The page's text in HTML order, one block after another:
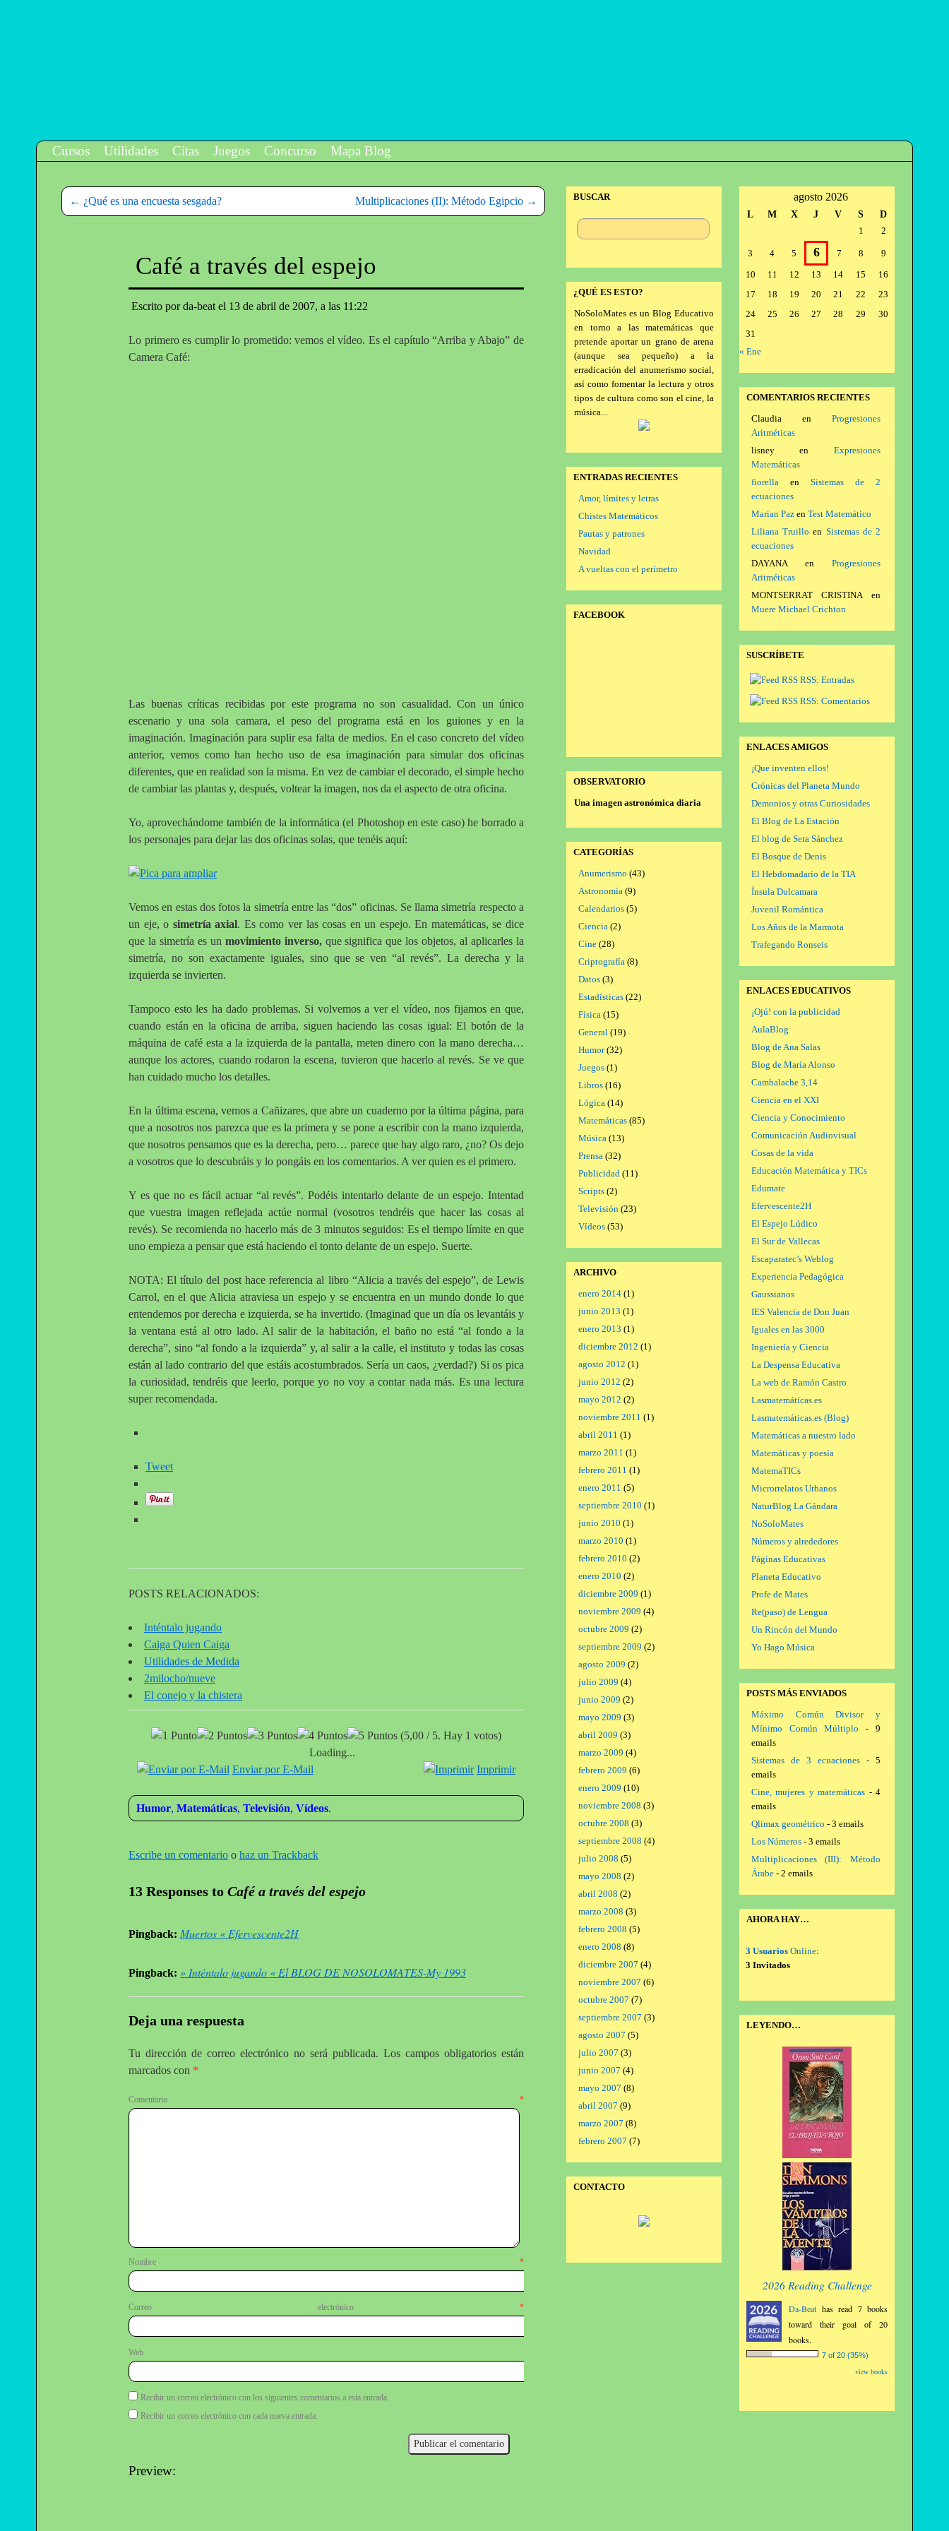
Cursos Utilidades Citas Juegos Concurso Mapa Blog
← ¿Qué es una encuesta sesgada? Multiplicaciones (II): Método Egipcio →
Café a través del espejo
Escrito por da-beat el 13 de abril de 2007, a las 11:22
Lo primero es cumplir lo prometido: vemos el vídeo. Es el capítulo “Arriba y Abajo” de
Camera Café:
Las buenas críticas recibidas por este programa no son casualidad. Con un único
escenario y una sola camara, el peso del programa está en los guiones y en la
imaginación. Imaginación para suplir esa falta de medios. En el caso concreto del vídeo
anterior, vemos como han hecho uso de esa imaginación para simular dos oficinas
diferentes, que en realidad son la misma. En vez de cambiar el decorado, el simple hecho
de cambiar las plantas y, después, voltear la imagen, nos da el aspecto de otra oficina.
Yo, aprovechándome también de la informática (el Photoshop en este caso) he borrado a
los personajes para dejar las dos oficinas solas, que tenéis aquí:
Vemos en estas dos fotos la simetría entre las “dos” oficinas. Se llama simetría respecto a
un eje, o simetría axial. Es como ver las cosas en un espejo. En matemáticas, se dice
que la simetría es un movimiento inverso, que significa que los objetos, al aplicarles la
simetría, no son exactamente iguales, sino que se ven “al revés”. La derecha y la
izquierda se invierten.
Tampoco esto les ha dado problemas. Si volvemos a ver el vídeo, nos fijamos en que,
cuando están en la oficina de arriba, siguen haciendo las cosas igual: El botón de la
máquina de café esta a la izquierda de la pantalla, meten dinero con la mano derecha…
aunque los actores, cuando rodaron la escena, tuvieron que hacerlo al revés. Se ve que
han cuidado mucho los detalles.
En la última escena, vemos a Cañizares, que abre un cuaderno por la última página, para
que a nosotros nos parezca que es la primera y se pone a escribir con la mano izquierda,
que nosotros pensamos que es la derecha, pero… parece que hay algo raro, ¿no? Os dejo
a vosotros que lo descubráis y lo pongáis en los comentarios. A ver quien es el primero.
Y es que no es fácil actuar “al revés”. Podéis intentarlo delante de un espejo. Intentad
que vuestra imagen reflejada actúe normal (vosotros tendréis que hacer las cosas al
revés). Se recomienda no hacerlo más de 3 minutos seguidos: Es el tiempo límite en que
uno empieza a pensar que está haciendo el tonto delante de un espejo. Suerte.
NOTA: El título del post hace referencia al libro “Alicia a través del espejo”, de Lewis
Carrol, en el que Alicia atraviesa un espejo y se encuentra en un mundo donde lo que
entendemos por derecha e izquierda, se ha invertido. (Imaginad que un día os levantáis y
la ventana está al otro lado. Al salir de la habitación, el baño no está “al fondo a la
derecha”, sino “al fondo a la izquierda” y, al salir a la calle, el instituto y todas las cosas
están al lado contrario del que estáis acostumbrados. Sería un caos, ¿verdad?) Si os pica
la curiosidad, tendréis que leerlo, porque yo no voy a contar nada más. Es una lectura
super recomendada.
Tweet
POSTS RELACIONADOS:
Inténtalo jugando
Caiga Quien Caiga
Utilidades de Medida
2milocho/nueve
El conejo y la chistera
(5,00 / 5. Hay 1 votos)
Loading...
Enviar por E-Mail
Imprimir
Humor, Matemáticas, Televisión, Vídeos.
Escribe un comentario o haz un Trackback
13 Responses to Café a través del espejo
Pingback: Muertos « Efervescente2H
Pingback: » Inténtalo jugando « El BLOG DE NOSOLOMATES-My 1993
Deja una respuesta
Tu dirección de correo electrónico no será publicada. Los campos obligatorios están
marcados con *
Comentario *
Nombre *
Correo electrónico *
Web
Recibir un correo electrónico con los siguientes comentarios a esta entrada.
Recibir un correo electrónico con cada nueva entrada.
Preview:
BUSCAR
¿QUÉ ES ESTO?
NoSoloMates es un Blog Educativo
en torno a las matemáticas que
pretende aportar un grano de arena
(aunque sea pequeño) a la
erradicación del anumerismo social,
así como fomentar la lectura y otros
tipos de cultura como son el cine, la
música...
ENTRADAS RECIENTES
Amor, límites y letras
Chistes Matemáticos
Pautas y patrones
Navidad
A vueltas con el perímetro
FACEBOOK
OBSERVATORIO
Una imagen astronómica diaria
CATEGORÍAS
Anumerismo (43)
Astronomía(9)
Calendarios(5)
Ciencia(2)
Cine(28)
Criptografía(8)
Datos(3)
Estadísticas(22)
Física(15)
General(19)
Humor(32)
Juegos(1)
Libros(16)
Lógica(14)
Matemáticas(85)
Música(13)
Prensa(32)
Publicidad(11)
Scripts(2)
Televisión(23)
Vídeos(53)
ARCHIVO
enero 2014(1)
junio 2013 (1)
enero 2013 (1)
diciembre 2012 (1)
agosto 2012 (1)
junio 2012 (2)
mayo 2012 (2)
noviembre 2011 (1)
abril 2011 (1)
marzo 2011 (1)
febrero 2011 (1)
enero 2011 (5)
septiembre 2010 (1)
junio 2010 (1)
marzo 2010 (1)
febrero 2010 (2)
enero 2010 (2)
diciembre 2009 (1)
noviembre 2009 (4)
octubre 2009 (2)
septiembre 2009 (2)
agosto 2009 (2)
julio 2009 (4)
junio 2009 (2)
mayo 2009 (3)
abril 2009 (3)
marzo 2009 (4)
febrero 2009 (6)
enero 2009 (10)
noviembre 2008 (3)
octubre 2008 (3)
septiembre 2008 (4)
julio 2008 (5)
mayo 2008 (2)
abril 2008 (2)
marzo 2008 (3)
febrero 2008 (5)
enero 2008 (8)
diciembre 2007 (4)
noviembre 2007 (6)
octubre 2007 (7)
septiembre 2007 (3)
agosto 2007 (5)
julio 2007 (3)
junio 2007 (4)
mayo 2007 (8)
abril 2007 (9)
marzo 2007 (8)
febrero 2007 (7)
CONTACTO
agosto 2026
L M X J V S
D
1
2
3 4 5 6 7 8
9
10
11 12 13 14 15
16
17
18 19 20 21 22
23
24
25 26 27 28 29
30
31
« Ene
COMENTARIOS RECIENTES
Claudiaen Progresiones
Aritméticas
lisneyen Expresiones
Matemáticas
fiorellaen Sistemas de 2
ecuaciones
Marian Pazen Test Matemático
Liliana Truillo en Sistemas de 2
ecuaciones
DAYANAen Progresiones
Aritméticas
MONTSERRAT CRISTINAen
Muere Michael Crichton
SUSCRÍBETE
RSS: Entradas
RSS: Comentarios
ENLACES AMIGOS
¡Que inventen ellos!
Crónicas del Planeta Mundo
Demonios y otras Curiosidades
El Blog de La Estación
El blog de Sera Sánchez
El Bosque de Denis
El Hebdomadario de la TIA
Ínsula Dulcamara
Juvenil Romántica
Los Años de la Marmota
Trafegando Ronseis
ENLACES EDUCATIVOS
¡Ojú! con la publicidad
AulaBlog
Blog de Ana Salas
Blog de María Alonso
Cambalache 3,14
Ciencia en el XXI
Ciencia y Conocimiento
Comunicación Audiovisual
Cosas de la vida
Educación Matemática y TICs
Edumate
Efervescente2H
El Espejo Lúdico
El Sur de Vallecas
Escaparatec’s Weblog
Experiencia Pedagógica
Gaussianos
IES Valencia de Don Juan
Iguales en las 3000
Ingeniería y Ciencia
La Despensa Educativa
La web de Ramón Castro
Lasmatemáticas.es
Lasmatemáticas.es (Blog)
Matemáticas a nuestro lado
Matemáticas y poesía
MatemaTICs
Microrrelatos Urbanos
NaturBlog La Gándara
NoSoloMates
Números y alrededores
Páginas Educativas
Planeta Educativo
Profe de Mates
Re(paso) de Lengua
Un Rincón del Mundo
Yo Hago Música
POSTS MÁS ENVIADOS
Máximo Común Divisor y
Mínimo Común Múltiplo - 9
emails
Sistemas de 3 ecuaciones- 5
emails
Cine, mujeres y matemáticas - 4
emails
Qlimax geométrico - 3 emails
Los Números- 3 emails
Multiplicaciones (III): Método
Árabe- 2 emails
AHORA HAY…
3 Usuarios Online:
3 Invitados
LEYENDO…
2026 Reading Challenge
Da-Beat has read 7 books
toward their goal of 20
books.
7 of 20 (35%)
view books